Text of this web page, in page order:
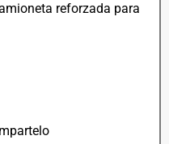
reforzada para